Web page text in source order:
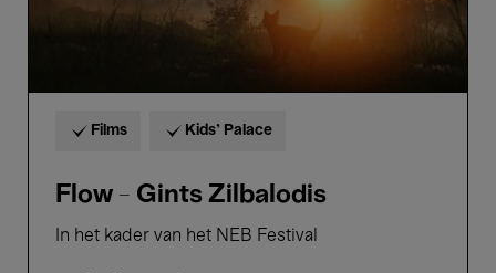
Films Kids’ Palace
Flow - Gints Zilbalodis
In het kader van het NEB Festival